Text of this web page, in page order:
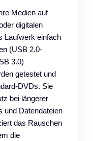
Medien auf
digitalen
Laufwerk einfach
(USB 2.0-
3.0)
getestet und
DVDs. Sie
bei längerer
und Datendateien
das Rauschen
die